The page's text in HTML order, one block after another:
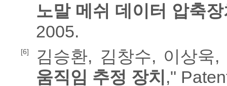
노말 메쉬 데이터 압축
2005.
[6]
김승환, 김창수, 이상욱,
움직임 추정 장치 ,"